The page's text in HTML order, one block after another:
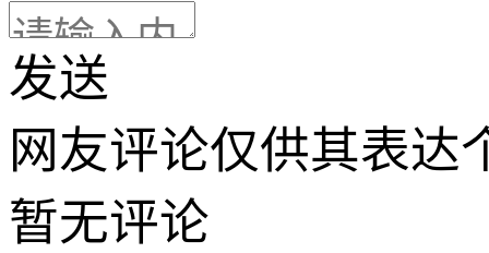
发送
网友评论仅供其表达
暂无评论